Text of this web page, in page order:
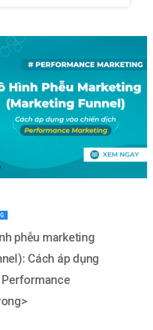
phễu marketing
Cách áp dụng